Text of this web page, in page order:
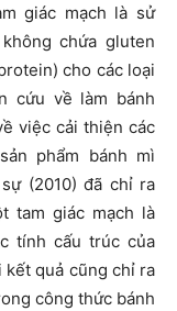
giác mạch là sử
chứa gluten
cho các loại
cứu về làm bánh
việc cải thiện các
phẩm bánh mì
(2010) đã chỉ ra
tam giác mạch là
tính cấu trúc của
quả cũng chỉ ra
công thức bánh